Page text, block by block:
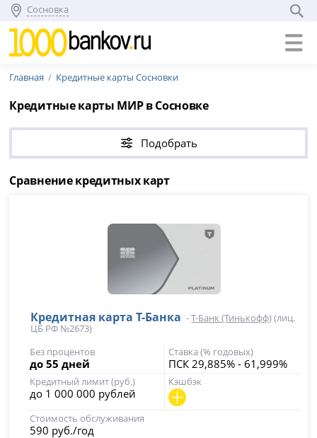
Сосновка
Главная Кредитные карты Сосновки
Кредитные карты МИР в Сосновке
Подобрать
Сравнение кредитных карт
Кредитная карта Т-Банка -Т-Банк (Тинькофф)(лиц.
ЦБ РФ №2673)
Без процентов
до 55 дней
Ставка (% годовых)
ПСК 29,885% - 61,999%
Кредитный лимит (руб.)
до 1 000 000 рублей
Кэшбэк
Стоимость обслуживания
590 руб./год